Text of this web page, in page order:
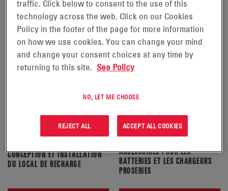
VOIR LE PRODUIT
BATTERIES
VOIR LE PRODUIT
CONCEPTION ET INSTALLATION
DU LOCAL DE RECHARGE
ACCESSOIRES POUR LES
BATTERIES ET LES CHARGEURS
PROSERIES
traffic. Click below to consent to the use of this
technology across the web. Click on our Cookies
Policy in the footer of the page for more information
on how we use cookies. You can change your mind
and change your consent choices at any time by
returning to this site. See Policy
NO, LET ME CHOOSE
REJECT ALL ACCEPT ALL COOKIES